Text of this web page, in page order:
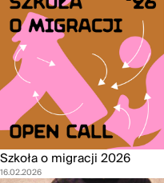
Szkoła o migracji 2026
16.02.2026